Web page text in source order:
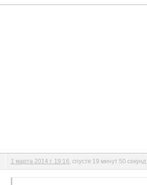
1 марта 2014 г. 19:16 , спустя 19 минут 50 секунд